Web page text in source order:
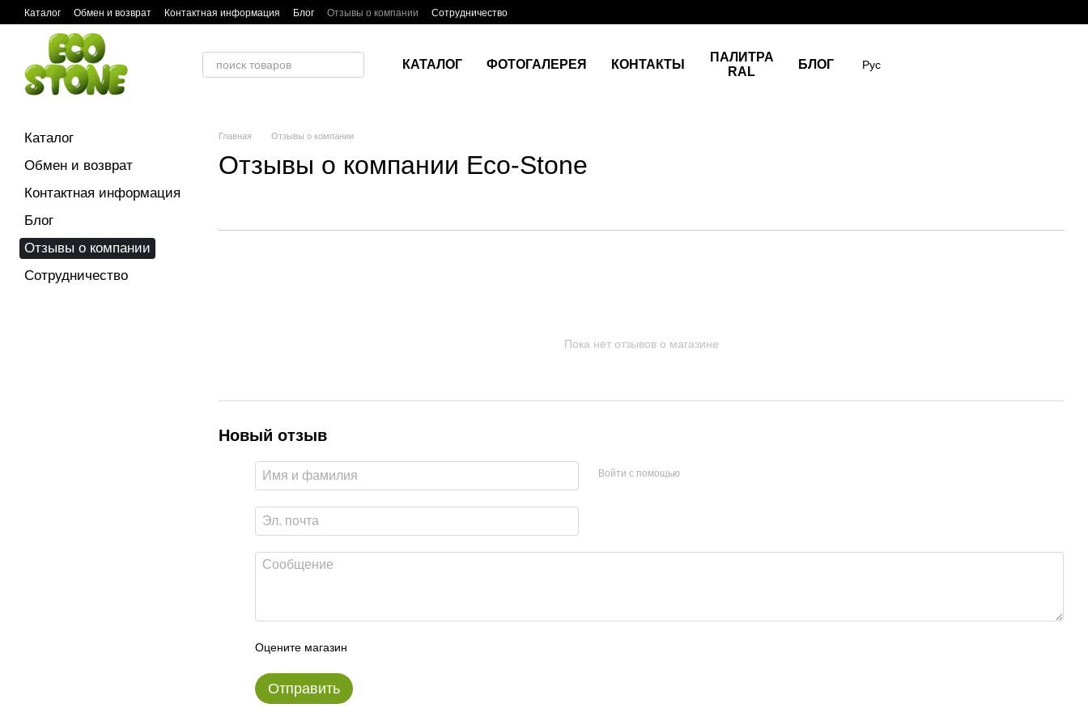
Перейти к основному контенту
Каталог Обмен и возврат Контактная информация Блог Отзывы о компании Сотрудничество
КАТАЛОГ ФОТОГАЛЕРЕЯ КОНТАКТЫ
ПАЛИТРА
RAL
БЛОГ Рус
Главная Отзывы о компании
Отзывы о компании Eco-Stone
Пока нет отзывов о магазине
Новый отзыв
Войти с помощью
Оцените магазин
Отправить
Каталог
Обмен и возврат
Контактная информация
Блог
Отзывы о компании
Сотрудничество